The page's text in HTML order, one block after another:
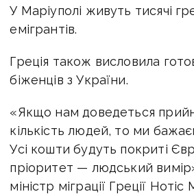
У Маріуполі живуть тисячі
емігрантів.
Греція також висловила
біженців з України.
«Якщо нам доведеться
кількість людей, то ми
Усі кошти будуть покриті
пріоритет — людський
міністр міграції Греції Нотіс